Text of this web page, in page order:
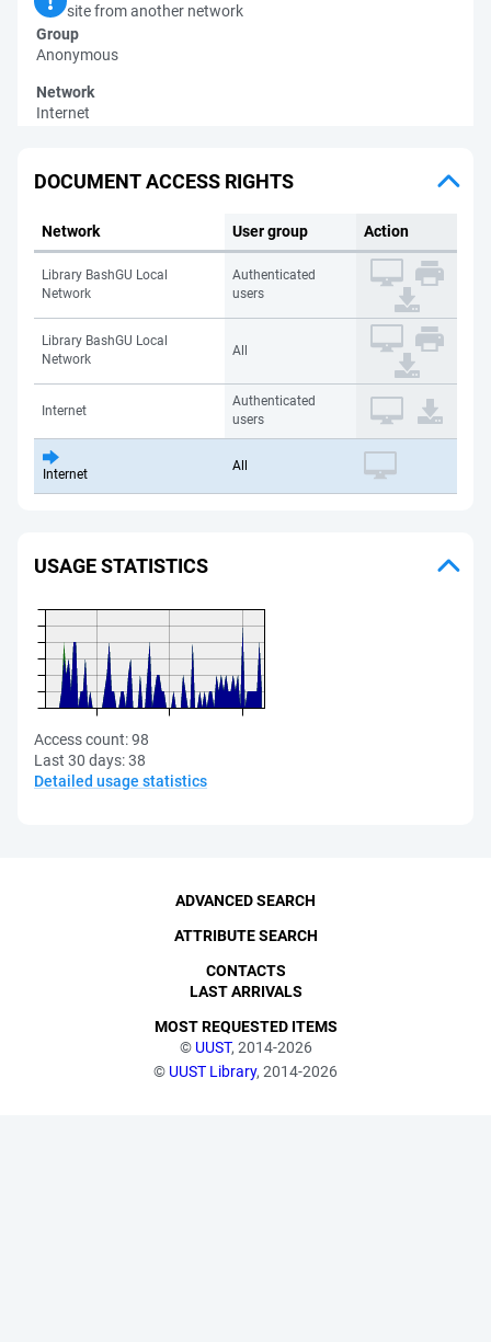
site from another network
Group
Anonymous
Network
Internet
DOCUMENT ACCESS RIGHTS
Network User group Action
Library BashGU Local
Network
Authenticated
users
Library BashGU Local
Network
All
Internet
Authenticated
users
Internet
All
USAGE STATISTICS
Access count:98
Last 30 days:38
Detailed usage statistics
© UUST, 2014-2026
© UUST Library, 2014-2026
ADVANCED SEARCH
ATTRIBUTE SEARCH
CONTACTS
LAST ARRIVALS
MOST REQUESTED ITEMS